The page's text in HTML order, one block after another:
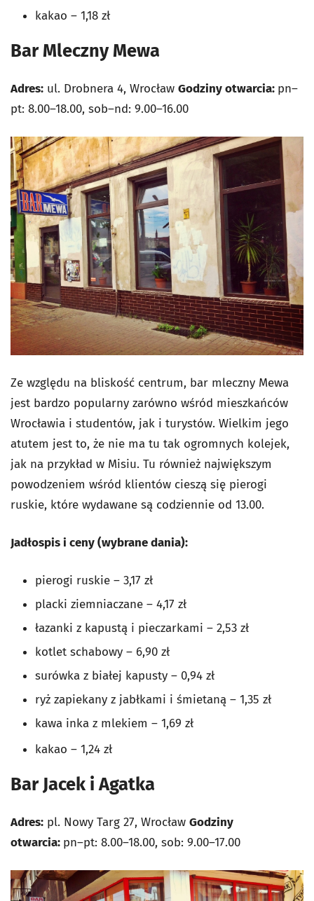
kakao – 1,18 zł
Bar Mleczny Mewa
Adres: ul. Drobnera 4, Wrocław Godziny otwarcia: pn–
pt: 8.00–18.00, sob–nd: 9.00–16.00
Ze względu na bliskość centrum, bar mleczny Mewa
jest bardzo popularny zarówno wśród mieszkańców
Wrocławia i studentów, jak i turystów. Wielkim jego
atutem jest to, że nie ma tu tak ogromnych kolejek,
jak na przykład w Misiu. Tu również największym
powodzeniem wśród klientów cieszą się pierogi
ruskie, które wydawane są codziennie od 13.00.
Jadłospis i ceny (wybrane dania):
pierogi ruskie – 3,17 zł
placki ziemniaczane – 4,17 zł
łazanki z kapustą i pieczarkami – 2,53 zł
kotlet schabowy – 6,90 zł
surówka z białej kapusty – 0,94 zł
ryż zapiekany z jabłkami i śmietaną – 1,35 zł
kawa inka z mlekiem – 1,69 zł
kakao – 1,24 zł
Bar Jacek i Agatka
Adres: pl. Nowy Targ 27, Wrocław Godziny
otwarcia: pn–pt: 8.00–18.00, sob: 9.00–17.00